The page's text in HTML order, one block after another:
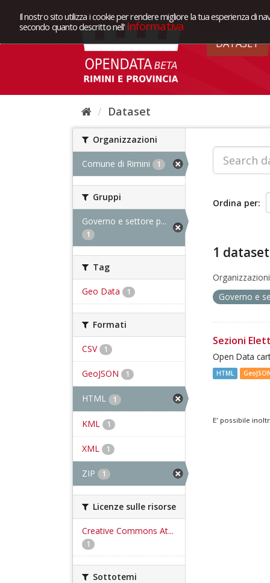
Il nostro sito utilizza i cookie per rendere migliore la tua esperienza di
secondo quanto descritto nell' Informativa
DATASET
Dataset
Organizzazioni
Comune di Rimini 1
Gruppi
Governo e settore p...
1
Tag
Geo Data 1
Formati
CSV 1
GeoJSON 1
HTML 1
KML 1
XML 1
ZIP 1
Licenze sulle risorse
Creative Commons At...
1
Sottotemi
Ordina per
1
Governo e
Sezioni
Open Data
HTML
E' possibile